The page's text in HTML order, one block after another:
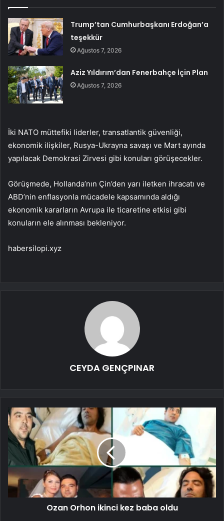
Trump’tan Cumhurbaşkanı Erdoğan’a
teşekkür
Ağustos 7, 2026
Aziz Yıldırım’dan Fenerbahçe İçin Plan
Ağustos 7, 2026
İki NATO müttefiki liderler, transatlantik güvenliği,
ekonomik ilişkiler, Rusya-Ukrayna savaşı ve Mart ayında
yapılacak Demokrasi Zirvesi gibi konuları görüşecekler.
Görüşmede, Hollanda’nın Çin’den yarı iletken ihracatı ve
ABD’nin enflasyonla mücadele kapsamında aldığı
ekonomik kararların Avrupa ile ticaretine etkisi gibi
konuların ele alınması bekleniyor.
habersilopi.xyz
CEYDA GENÇPINAR
Ozan Orhon ikinci kez baba oldu